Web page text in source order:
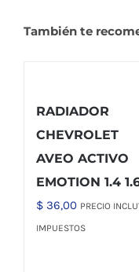
También te
RADIADOR
CHEVROLET
AVEO ACTIVO
EMOTION 1.4
$ 36,00 PRECIO
IMPUESTOS